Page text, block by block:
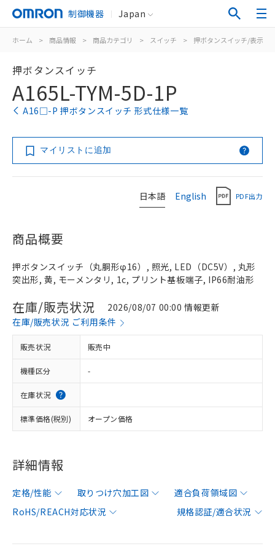
制御機器 Japan
ホーム > 商品情報 > 商品カテゴリ > スイッチ > 押ボタンスイッチ/表示灯
押ボタンスイッチ
A165L-TYM-5D-1P
A16□-P 押ボタンスイッチ 形式仕様一覧
マイリストに追加
日本語 English PDF出力
商品概要
押ボタンスイッチ（丸胴形φ16）, 照光, LED（DC5V）, 丸形
突出形, 黄, モーメンタリ, 1c, プリント基板端子, IP66耐油形
在庫/販売状況
2026/08/07 00:00 情報更新
在庫/販売状況 ご利用条件
販売状況 販売中
機種区分 -
在庫状況
標準価格(税別) オープン価格
詳細情報
定格/性能 取りつけ穴加工図
適合負荷領域図
RoHS/REACH対応状況
規格認証/適合状況